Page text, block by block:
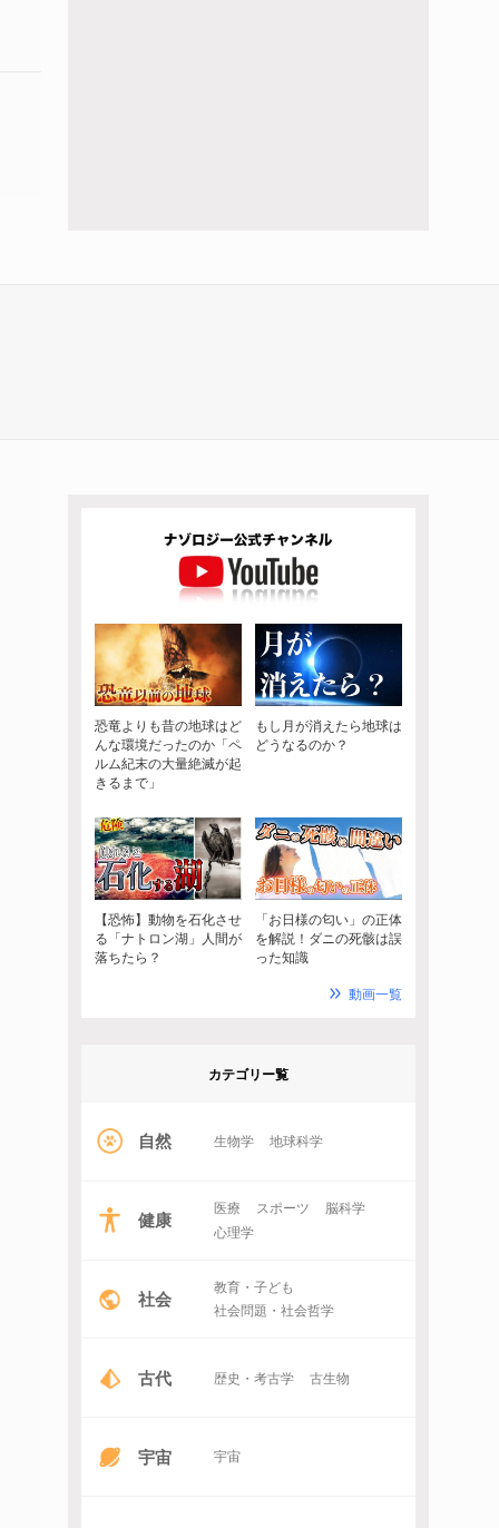
恐竜よりも昔の地球はど
んな環境だったのか「ペ
ルム紀末の大量絶滅が起
きるまで」
もし月が消えたら地球は
どうなるのか？
【恐怖】動物を石化させ
る「ナトロン湖」人間が
落ちたら？
「お日様の匂い」の正体
を解説！ダニの死骸は誤
った知識
動画一覧
カテゴリー覧
自然 生物学 地球科学
健康 医療 スポーツ
脳科学
心理学
社会
教育・子ども
社会問題・社会哲学
古代 歴史・考古学 古生物
宇宙 宇宙